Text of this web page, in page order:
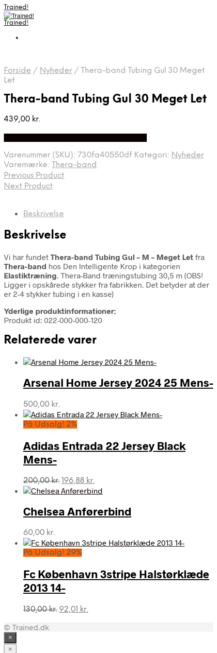
Trained!
Trained!
Forside / Nyheder / Thera-band Tubing Gul 30 Meget
Let
Thera-band Tubing Gul 30 Meget Let
439,00 kr.
Varenummer (SKU): 730fa40550df Kategori: Nyheder
Varemærke: Thera-band
Previous Product
Next Product
Beskrivelse
Beskrivelse
Vi har fundet Thera-band Tubing Gul – M – Meget Let fra
Thera-band hos Den Intelligente Krop i kategorien
Elastiktræning. Thera-Band træningstubing 30,5 m (OBS!
Ligger i opskårede stykker fra fabrikken. Det betyder at der
er 2-4 stykker tubing i en kasse)
Yderlige produktinformationer:
Produkt id: 022-000-000-120
Relaterede varer
Arsenal Home Jersey 2024 25 Mens-
500,00 kr.
På Udsalg! 2%
Adidas Entrada 22 Jersey Black
Mens-
200,00kr. Den
oprindelige
var:
200,00 kr..
196,88 kr.
aktuelle
er:
196,88 kr..
Chelsea Anførerbind
60,00 kr.
På Udsalg! 29%
Fc København 3stripe Halstørklæde
2013 14-
130,00kr. Den
92,01 kr.
© Trained.dk
×
×